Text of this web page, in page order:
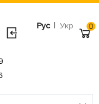
Рус | Укр 0